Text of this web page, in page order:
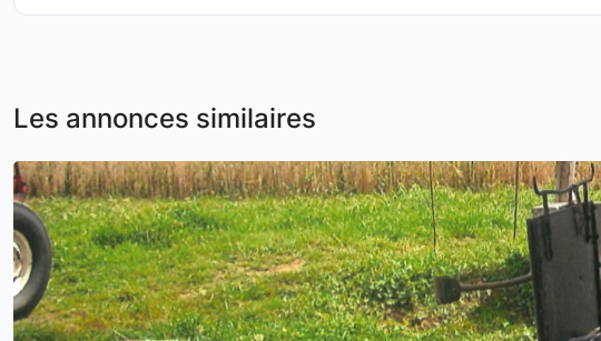
Les annonces similaires